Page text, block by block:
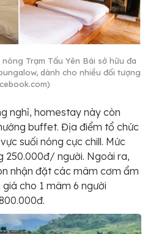
Trạm Tấu Yên Bái sở hữu đa
dành cho nhiều đối tượng
nghỉ, homestay này còn
buffet. Địa điểm tổ chức
suối nóng cực chill. Mức
250.000đ/ người. Ngoài ra,
nhận đặt các mâm cơm ẩm
cho 1 mâm 6 người